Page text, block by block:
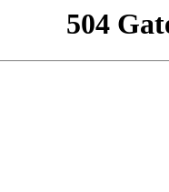
504